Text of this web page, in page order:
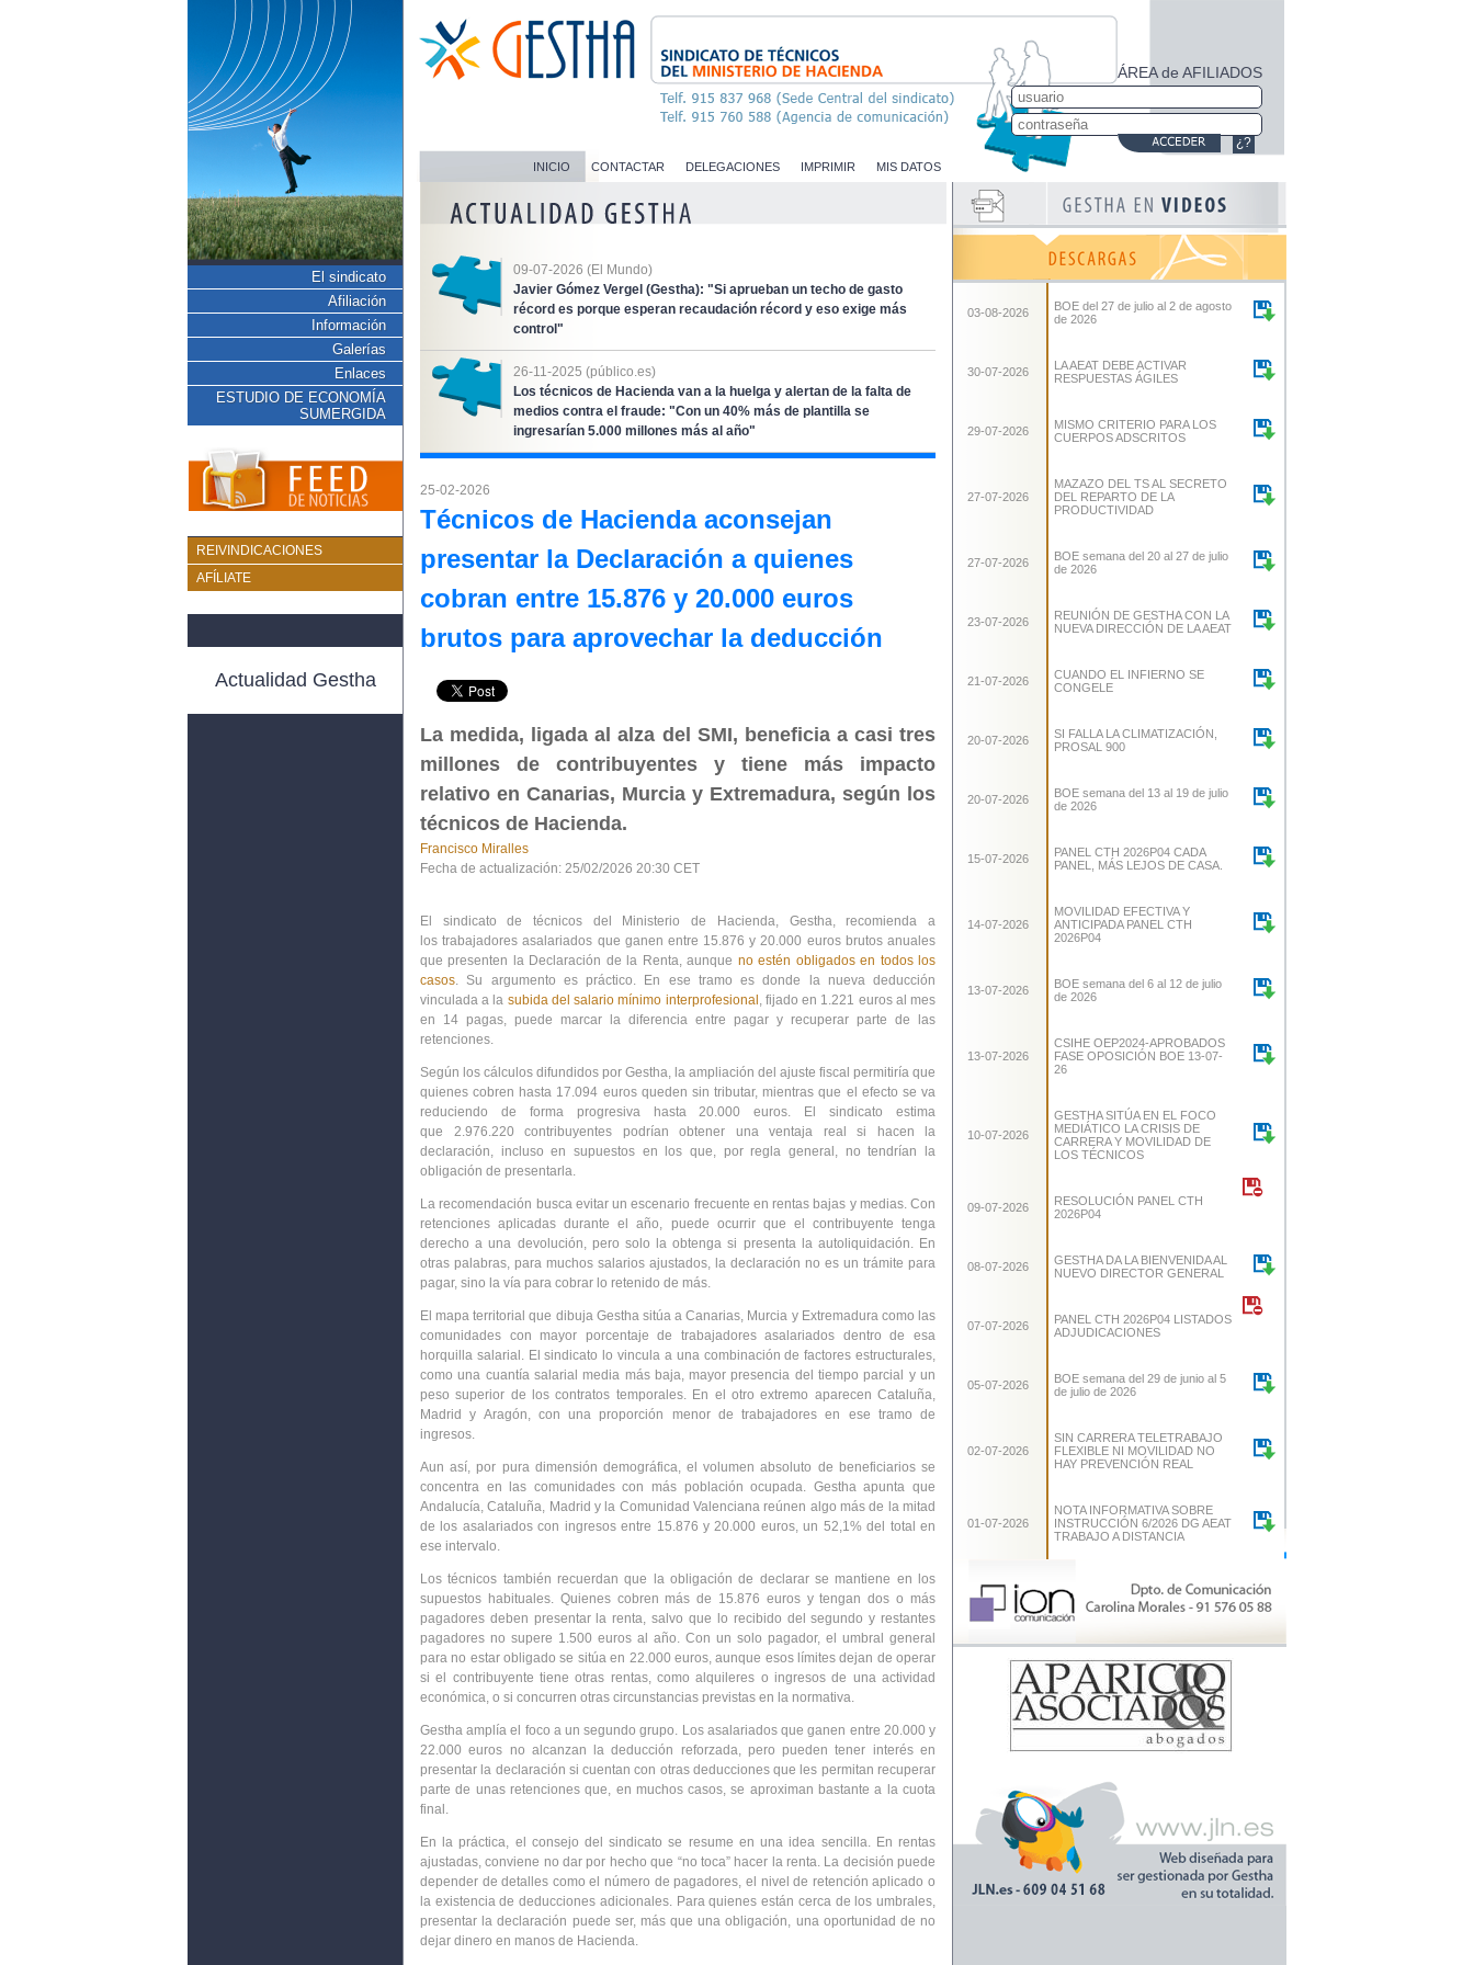
El sindicato
Afiliación
Información
Galerías
Enlaces
ESTUDIO DE ECONOMÍA
SUMERGIDA
REIVINDICACIONES
AFÍLIATE
Actualidad Gestha
ÁREA de AFILIADOS
¿?
INICIO CONTACTAR DELEGACIONES IMPRIMIR MIS DATOS
09-07-2026 (El Mundo)
Javier Gómez Vergel (Gestha): "Si aprueban un techo de gasto
récord es porque esperan recaudación récord y eso exige más
control"
26-11-2025 (público.es)
Los técnicos de Hacienda van a la huelga y alertan de la falta de
medios contra el fraude: "Con un 40% más de plantilla se
ingresarían 5.000 millones más al año"
25-02-2026
Técnicos de Hacienda aconsejan
presentar la Declaración a quienes
cobran entre 15.876 y 20.000 euros
brutos para aprovechar la deducción
La medida, ligada al alza del SMI, beneficia a casi tres
millones de contribuyentes y tiene más impacto
relativo en Canarias, Murcia y Extremadura, según los
técnicos de Hacienda.
Francisco Miralles
Fecha de actualización: 25/02/2026 20:30 CET
El sindicato de técnicos del Ministerio de Hacienda, Gestha, recomienda a
los trabajadores asalariados que ganen entre 15.876 y 20.000 euros brutos anuales
que presenten la Declaración de la Renta, aunque no estén obligados en todos los
casos. Su argumento es práctico. En ese tramo es donde la nueva deducción
vinculada a la subida del salario mínimo interprofesional , fijado en 1.221 euros al mes
en 14 pagas, puede marcar la diferencia entre pagar y recuperar parte de las
retenciones.
Según los cálculos difundidos por Gestha, la ampliación del ajuste fiscal permitiría que
quienes cobren hasta 17.094 euros queden sin tributar, mientras que el efecto se va
reduciendo de forma progresiva hasta 20.000 euros. El sindicato estima
que 2.976.220 contribuyentes podrían obtener una ventaja real si hacen la
declaración, incluso en supuestos en los que, por regla general, no tendrían la
obligación de presentarla.
La recomendación busca evitar un escenario frecuente en rentas bajas y medias. Con
retenciones aplicadas durante el año, puede ocurrir que el contribuyente tenga
derecho a una devolución, pero solo la obtenga si presenta la autoliquidación. En
otras palabras, para muchos salarios ajustados, la declaración no es un trámite para
pagar, sino la vía para cobrar lo retenido de más.
El mapa territorial que dibuja Gestha sitúa aCanarias, Murcia y Extremadura como las
comunidades con mayor porcentaje de trabajadores asalariados dentro de esa
horquilla salarial . El sindicato lo vincula a una combinación de factores estructurales,
como una cuantía salarial media más baja, mayor presencia del tiempo parcial y un
peso superior de los contratos temporales. En el otro extremo aparecen Cataluña,
Madrid y Aragón, con una proporción menor de trabajadores en ese tramo de
ingresos.
Aun así, por pura dimensión demográfica, el volumen absoluto de beneficiarios se
concentra en las comunidades con más población ocupada. Gestha apunta que
Andalucía, Cataluña, Madrid y la Comunidad Valenciana reúnen algo más de la mitad
de los asalariados con ingresos entre 15.876 y 20.000 euros, un 52,1% del total en
ese intervalo.
Los técnicos también recuerdan que la obligación de declarar se mantiene en los
supuestos habituales. Quienes cobren más de 15.876 euros y tengan dos o más
pagadores deben presentar la renta, salvo que lo recibido del segundo y restantes
pagadores no supere 1.500 euros al año. Con un solo pagador, el umbral general
para no estar obligado se sitúa en 22.000 euros, aunque esos límites dejan de operar
si el contribuyente tiene otras rentas, como alquileres o ingresos de una actividad
económica, o si concurren otras circunstancias previstas en la normativa.
Gestha amplía el foco a un segundo grupo. Los asalariados que ganen entre 20.000 y
22.000 euros no alcanzan la deducción reforzada, pero pueden tener interés en
presentar la declaración si cuentan con otras deducciones que les permitan recuperar
parte de unas retenciones que, en muchos casos, se aproximan bastante a la cuota
final.
En la práctica, el consejo del sindicato se resume en una idea sencilla. En rentas
ajustadas, conviene no dar por hecho que “no toca” hacer la renta. La decisión puede
depender de detalles como el número de pagadores, el nivel de retención aplicado o
la existencia de deducciones adicionales. Para quienes están cerca de los umbrales,
presentar la declaración puede ser, más que una obligación, una oportunidad de no
dejar dinero en manos de Hacienda.
03-08-2026
BOE del 27 de julio al 2 de agosto
de 2026
30-07-2026
LA AEAT DEBE ACTIVAR
RESPUESTAS ÁGILES
29-07-2026
MISMO CRITERIO PARA LOS
CUERPOS ADSCRITOS
27-07-2026
MAZAZO DEL TS AL SECRETO
DEL REPARTO DE LA
PRODUCTIVIDAD
27-07-2026
BOE semana del 20 al 27 de julio
de 2026
23-07-2026
REUNIÓN DE GESTHA CON LA
NUEVA DIRECCIÓN DE LA AEAT
21-07-2026
CUANDO EL INFIERNO SE
CONGELE
20-07-2026
SI FALLA LA CLIMATIZACIÓN,
PROSAL 900
20-07-2026
BOE semana del 13 al 19 de julio
de 2026
15-07-2026
PANEL CTH 2026P04 CADA
PANEL, MÁS LEJOS DE CASA.
14-07-2026
MOVILIDAD EFECTIVA Y
ANTICIPADA PANEL CTH
2026P04
13-07-2026
BOE semana del 6 al 12 de julio
de 2026
13-07-2026
CSIHE OEP2024-APROBADOS
FASE OPOSICIÓN BOE 13-07-
26
10-07-2026
GESTHA SITÚA EN EL FOCO
MEDIÁTICO LA CRISIS DE
CARRERA Y MOVILIDAD DE
LOS TÉCNICOS
09-07-2026
RESOLUCIÓN PANEL CTH
2026P04
08-07-2026
GESTHA DA LA BIENVENIDA AL
NUEVO DIRECTOR GENERAL
07-07-2026
PANEL CTH 2026P04 LISTADOS
ADJUDICACIONES
05-07-2026
BOE semana del 29 de junio al 5
de julio de 2026
02-07-2026
SIN CARRERA TELETRABAJO
FLEXIBLE NI MOVILIDAD NO
HAY PREVENCIÓN REAL
01-07-2026
NOTA INFORMATIVA SOBRE
INSTRUCCIÓN 6/2026 DG AEAT
TRABAJO A DISTANCIA